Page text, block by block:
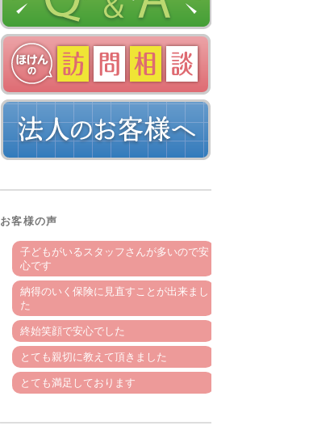
お客様の声
子どもがいるスタッフさんが多いので安
心です
納得のいく保険に見直すことが出来まし
た
終始笑顔で安心でした
とても親切に教えて頂きました
とても満足しております